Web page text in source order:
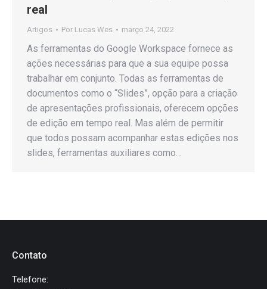
real
Artigos Por Lucas Wes março 24, 2022
As ferramentas do Google Workspace fornece as
ações necessárias para que a sua equipe possa
trabalhar em conjunto. Todas as ferramentas de
documentos como o “Slides”, opção para a criação
de apresentações profissionais, oferecem opções
de edição em tempo real. Mas além de permitir
que todos possam acompanhar estas edições nos
slides, ferramentas auxiliares como…
Contato
Telefone: